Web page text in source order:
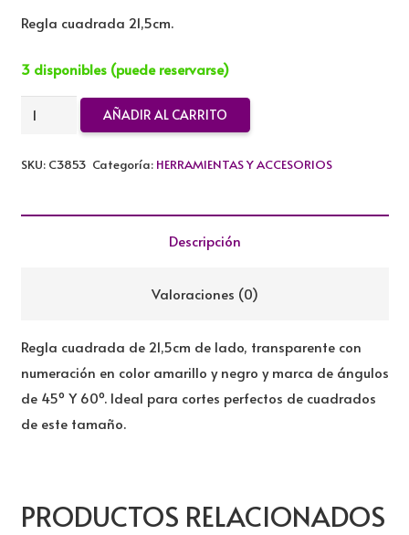
Regla cuadrada 21,5cm.
3 disponibles (puede reservarse)
REGLA
CUADRADA
21,5CM
AÑADIR AL CARRITO
SKU: C3853 Categoría: HERRAMIENTAS Y ACCESORIOS
Descripción
Valoraciones (0)
Regla cuadrada de 21,5cm de lado, transparente con
numeración en color amarillo y negro y marca de ángulos
de 45º Y 60º. Ideal para cortes perfectos de cuadrados
de este tamaño.
PRODUCTOS RELACIONADOS